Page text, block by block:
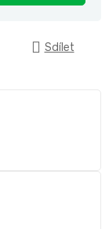
Sdílet